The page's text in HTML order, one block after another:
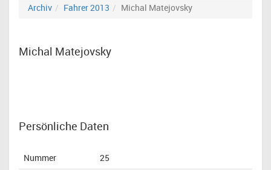
Archiv Fahrer 2013 Michal Matejovsky
Michal Matejovsky
Persönliche Daten
Nummer
25